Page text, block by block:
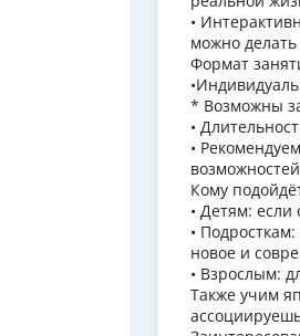
•
можно
Формат
* Возможны
•
•
Кому
• Детям:
•
новое и
• Взрослым:
Также учим